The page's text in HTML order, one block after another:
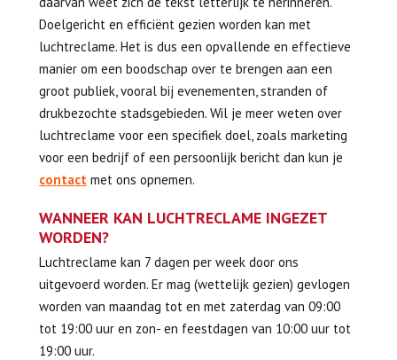
Doelgericht en efficiënt gezien worden kan met
luchtreclame. Het is dus een opvallende en effectieve
manier om een boodschap over te brengen aan een
groot publiek, vooral bij evenementen, stranden of
drukbezochte stadsgebieden. Wil je meer weten over
luchtreclame voor een specifiek doel, zoals marketing
voor een bedrijf of een persoonlijk bericht dan kun je
contact met ons opnemen.
WANNEER KAN LUCHTRECLAME INGEZET
WORDEN?
Luchtreclame kan 7 dagen per week door ons
uitgevoerd worden. Er mag (wettelijk gezien) gevlogen
worden van maandag tot en met zaterdag van 09:00
tot 19:00 uur en zon- en feestdagen van 10:00 uur tot
19:00 uur.